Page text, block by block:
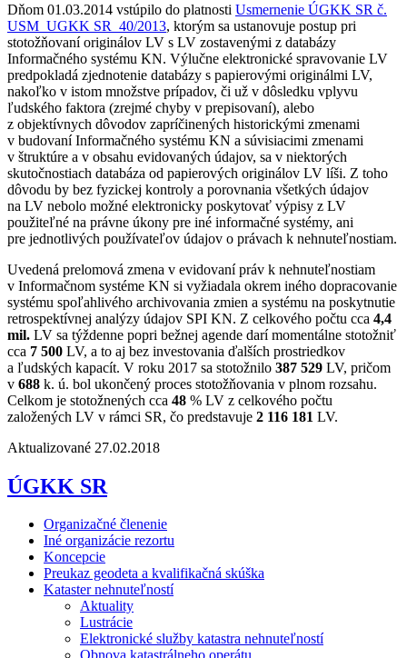
Dňom 01.03.2014 vstúpilo do platnosti Usmernenie ÚGKK SR č.
USM_UGKK SR_40/2013, ktorým sa ustanovuje postup pri
stotožňovaní originálov LV s LV zostavenými z databázy
Informačného systému KN. Výlučne elektronické spravovanie LV
predpokladá zjednotenie databázy s papierovými originálmi LV,
nakoľko v istom množstve prípadov, či už v dôsledku vplyvu
ľudského faktora (zrejmé chyby v prepisovaní), alebo
z objektívnych dôvodov zapríčinených historickými zmenami
v budovaní Informačného systému KN a súvisiacimi zmenami
v štruktúre a v obsahu evidovaných údajov, sa v niektorých
skutočnostiach databáza od papierových originálov LV líši. Z toho
dôvodu by bez fyzickej kontroly a porovnania všetkých údajov
na LV nebolo možné elektronicky poskytovať výpisy z LV
použiteľné na právne úkony pre iné informačné systémy, ani
pre jednotlivých používateľov údajov o právach k nehnuteľnostiam.
Uvedená prelomová zmena v evidovaní práv k nehnuteľnostiam
v Informačnom systéme KN si vyžiadala okrem iného dopracovanie
systému spoľahlivého archivovania zmien a systému na poskytnutie
retrospektívnej analýzy údajov SPI KN. Z celkového počtu cca 4,4
mil. LV sa týždenne popri bežnej agende darí momentálne stotožniť
cca 7 500 LV, a to aj bez investovania ďalších prostriedkov
a ľudských kapacít. V roku 2017 sa stotožnilo 387 529 LV, pričom
v 688 k. ú. bol ukončený proces stotožňovania v plnom rozsahu.
Celkom je stotožnených cca 48 % LV z celkového počtu
založených LV v rámci SR, čo predstavuje 2 116 181 LV.
Aktualizované 27.02.2018
ÚGKK SR
Organizačné členenie
Iné organizácie rezortu
Koncepcie
Preukaz geodeta a kvalifikačná skúška
Kataster nehnuteľností
Aktuality
Lustrácie
Elektronické služby katastra nehnuteľností